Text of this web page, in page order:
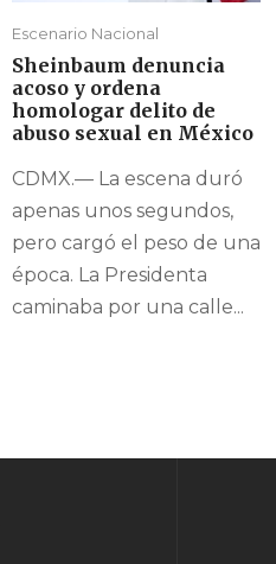
Escenario Nacional
Sheinbaum denuncia
acoso y ordena
homologar delito de
abuso sexual en México
CDMX.— La escena duró
apenas unos segundos,
pero cargó el peso de una
época. La Presidenta
caminaba por una calle...